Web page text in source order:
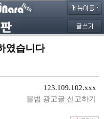
였습니다
123.109.102.xxx
불법 광고글 신고하기